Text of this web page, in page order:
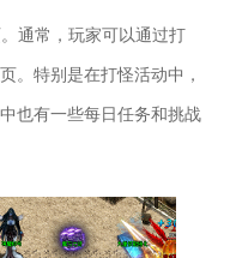
通常，玩家可以通过打
。特别是在打怪活动中，
也有一些每日任务和挑战